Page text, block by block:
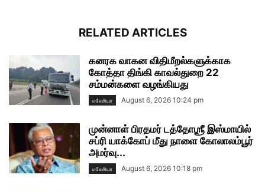
RELATED ARTICLES
கனரக வாகன விதிமீறல்களுக்காக
கோத்தா திங்கி காவல்துறை 22
சம்மன்களை வழங்கியது
மலேசியா August 6, 2026 10:24 pm
முன்னாள் பிரதமர் டத்தோஶ்ரீ இஸ்மாயில்
சப்ரி யாக்கோப் மீது நாளை கோலாலம்பூர்
அமர்வு...
மலேசியா August 6, 2026 10:18 pm